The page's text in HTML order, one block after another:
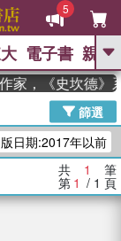
5
GO
高希均教授回憶錄
父親節 、 如果歷
推薦 、 國際布克
念華 、 台灣的李
孩：黎曼猜想 、
電子書 親子
，《史坎德》
篩選
日期:2017年以前
共 1 筆
第 1 / 1 頁